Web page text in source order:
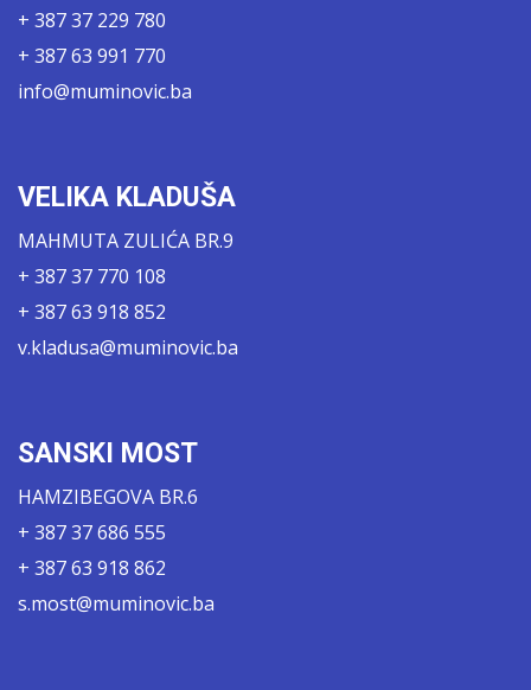
+ 387 37 229 780
+ 387 63 991 770
info@muminovic.ba
VELIKA KLADUŠA
MAHMUTA ZULIĆA BR.9
+ 387 37 770 108
+ 387 63 918 852
v.kladusa@muminovic.ba
SANSKI MOST
HAMZIBEGOVA BR.6
+ 387 37 686 555
+ 387 63 918 862
s.most@muminovic.ba